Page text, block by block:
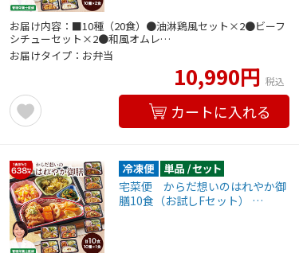
お届け内容：■10種（20食）●油淋鶏風セット×2●ビーフ
シチューセット×2●和風オムレ…
お届けタイプ：お弁当
10,990円 税込
カートに入れる
宅菜便 からだ想いのはれやか御
膳10食（お試しFセット） …